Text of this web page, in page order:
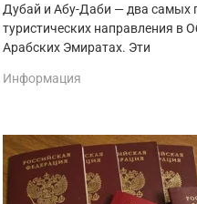
Дубай и Абу-Даби — два самых
туристических направления в
Арабских Эмиратах. Эти
Информация